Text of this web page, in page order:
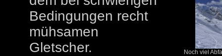
Bedingungen recht
mühsamen
Gletscher.
Noch viel